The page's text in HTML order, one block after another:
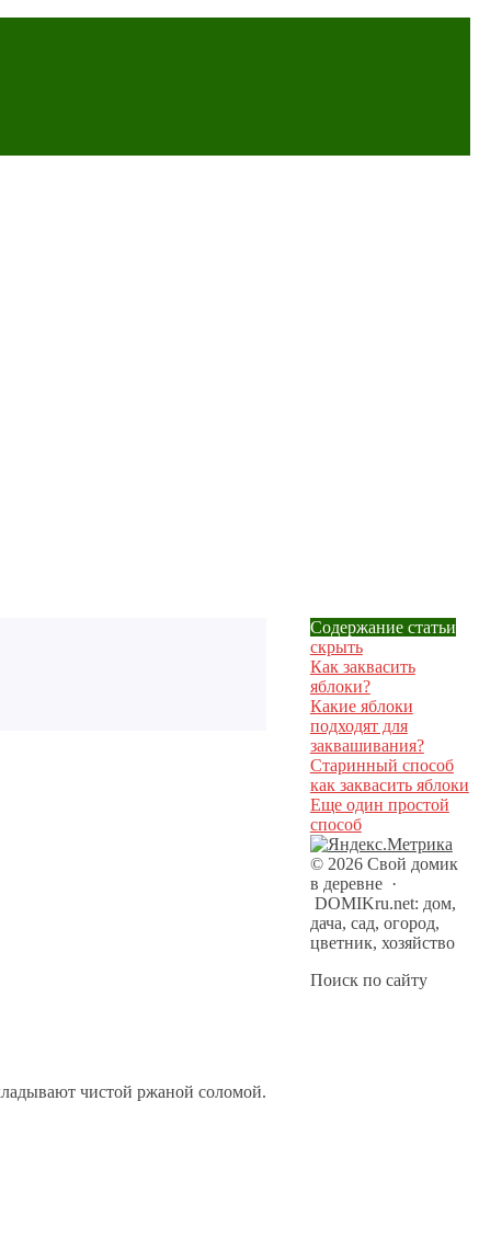
чистой ржаной соломой.
Содержание статьи
скрыть
Как заквасить
яблоки?
Какие яблоки
подходят для
заквашивания?
Старинный способ
как заквасить яблоки
Еще один простой
способ
© 2026 Свой домик
в деревне·
DOMIKru.net: дом,
дача, сад, огород,
цветник, хозяйство
Поиск по сайту